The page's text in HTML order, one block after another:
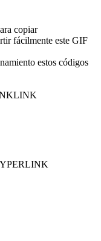
copiar
fácilmente este GIF
estos códigos
LINK